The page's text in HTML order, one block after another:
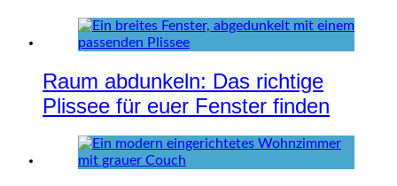
Raum abdunkeln: Das richtige
Plissee für euer Fenster finden